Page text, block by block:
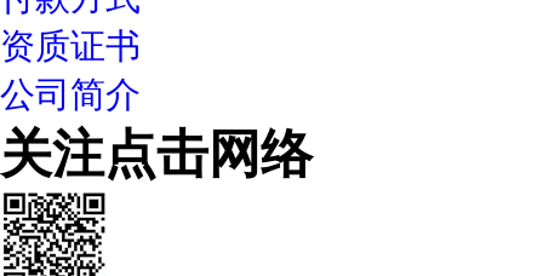
资质证书
公司简介
关注点击网络